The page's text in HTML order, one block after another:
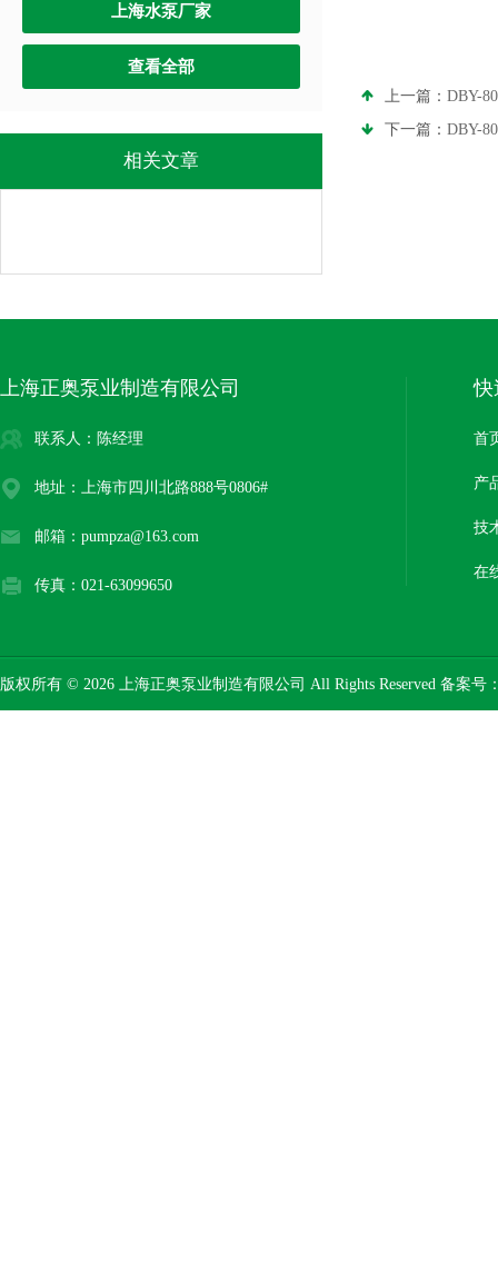
上海水泵厂家
查看全部
相关文章
上一篇： DBY-
下一篇： DBY-
上海正奥泵业制造有限公司
联系人：陈经理
地址：上海市四川北路888号0806#
邮箱：pumpza@163.com
传真：021-63099650
快
首
产
技
在
版权所有 © 2026 上海正奥泵业制造有限公司 All Rights Reserved 备案号